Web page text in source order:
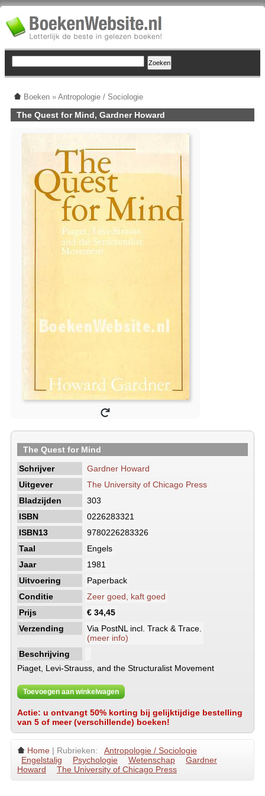
Boeken » Antropologie / Sociologie
The Quest for Mind, Gardner Howard
The Quest for Mind
Schrijver
Gardner Howard
Uitgever
The University of Chicago Press
Bladzijden
303
ISBN
0226283321
ISBN13
9780226283326
Taal
Engels
Jaar
1981
Uitvoering
Paperback
Conditie
Zeer goed, kaft goed
Prijs
€ 34,45
Verzending
Via PostNL incl. Track & Trace.
(meer info)
Beschrijving
Piaget, Levi-Strauss, and the Structuralist Movement
Toevoegen aan winkelwagen
Actie: u ontvangt 50% korting bij gelijktijdige bestelling
van 5 of meer (verschillende) boeken!
Home | Rubrieken:
Antropologie / Sociologie
Engelstalig
Psychologie Wetenschap
Gardner
Howard
The University of Chicago Press